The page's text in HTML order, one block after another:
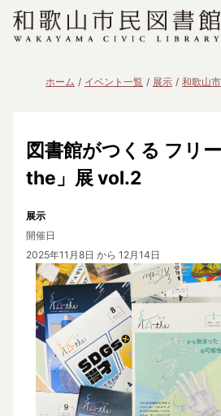
ホーム イベント一覧 展示 和歌山
図書館がつくる フリ
the」展 vol.2
展示
開催日
2025年11月8日 から 12月14日